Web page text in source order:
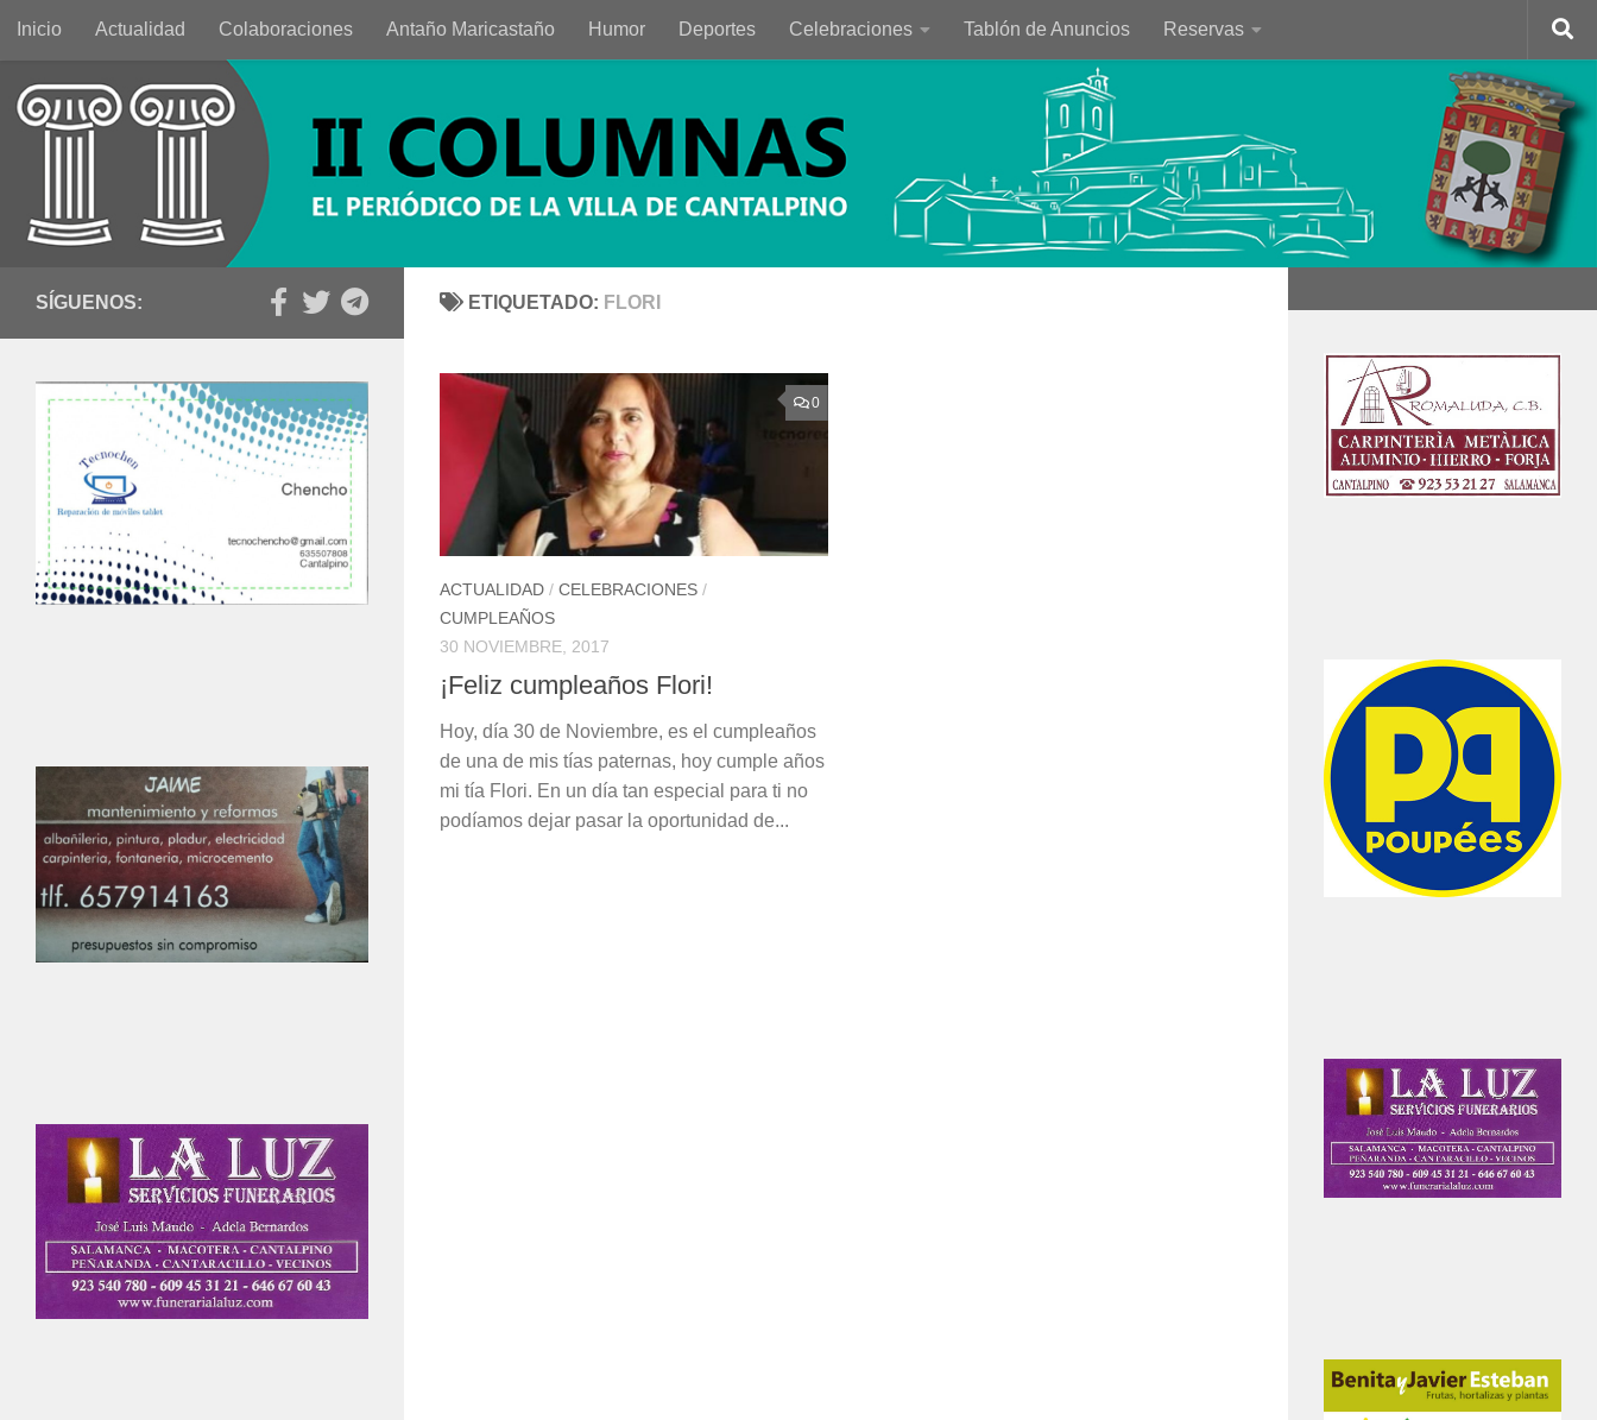
Saltar al contenido
Inicio Actualidad Colaboraciones Antaño Maricastaño Humor Deportes Celebraciones Tablón de Anuncios Reservas
ETIQUETADO: FLORI
0
ACTUALIDAD / CELEBRACIONES /
CUMPLEAÑOS
30 NOVIEMBRE, 2017
¡Feliz cumpleaños Flori!
Hoy, día 30 de Noviembre, es el cumpleaños
de una de mis tías paternas, hoy cumple años
mi tía Flori. En un día tan especial para ti no
podíamos dejar pasar la oportunidad de...
SÍGUENOS: